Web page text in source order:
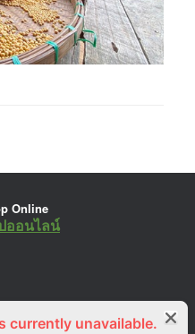
Online
ออนไลน์
Cafe
currently unavailable.